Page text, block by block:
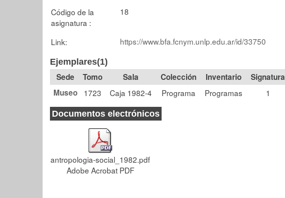
Código de la
asignatura :
18
Link: https://www.bfa.fcnym.unlp.edu.ar/id/33750
Ejemplares(1)
Tomo Sala Colección Signatura
Museo
1723 Caja 1982-4 Programa Programas 1
Documentos electrónicos
antropologia-social_1982.pdf
Adobe Acrobat PDF